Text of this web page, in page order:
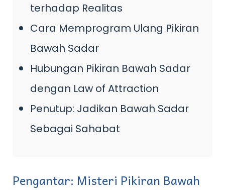
terhadap Realitas
Cara Memprogram Ulang Pikiran
Bawah Sadar
Hubungan Pikiran Bawah Sadar
dengan Law of Attraction
Penutup: Jadikan Bawah Sadar
Sebagai Sahabat
Pengantar: Misteri Pikiran Bawah